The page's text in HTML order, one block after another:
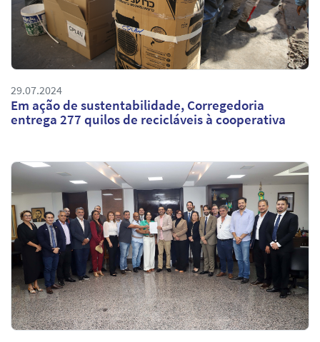
29.07.2024
Em ação de sustentabilidade, Corregedoria
entrega 277 quilos de recicláveis à cooperativa